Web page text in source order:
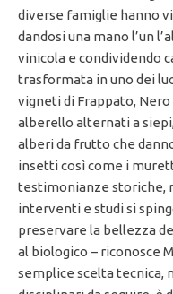
diverse famiglie hanno
dandosi una mano l’un
vinicola e condividendo
trasformata in uno dei
vigneti di Frappato, Nero
alberello alternati a
alberi da frutto che
insetti così come i
testimonianze storiche,
interventi e studi si
preservare la bellezza
al biologico – riconosce
semplice scelta tecnica,